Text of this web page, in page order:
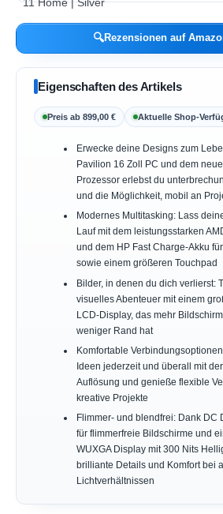
🔍Rezensionen auf
Eigenschaften des Artikels
Preis ab 899,00 € Aktuelle Shop-
Erwecke deine Designs zum
Pavilion 16 Zoll PC und dem
Prozessor erlebst du
und die Möglichkeit, mobil an
Modernes Multitasking: Lass
Lauf mit dem leistungsstarken
und dem HP Fast Charge-Akku
sowie einem größeren Touchpad
Bilder, in denen du dich verlierst:
visuelles Abenteuer mit einem
LCD-Display, das mehr
weniger Rand hat
Komfortable
Ideen jederzeit und überall mit
Auflösung und genieße flexible
kreative Projekte
Flimmer- und blendfrei: Dank DC
für flimmerfreie Bildschirme und
WUXGA Display mit 300 Nits
brilliante Details und Komfort bei
Lichtverhältnissen